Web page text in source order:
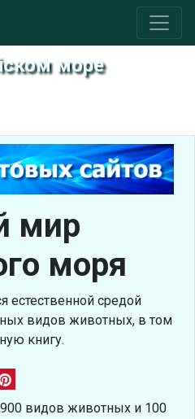
море
мир
моря
естественной средой
видов животных, в том
книгу.
900 видов животных и 100